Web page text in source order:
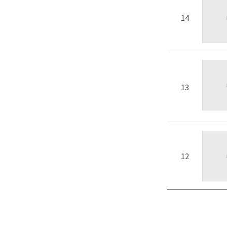
14
13
12